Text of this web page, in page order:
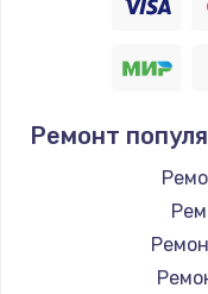
Ремонт